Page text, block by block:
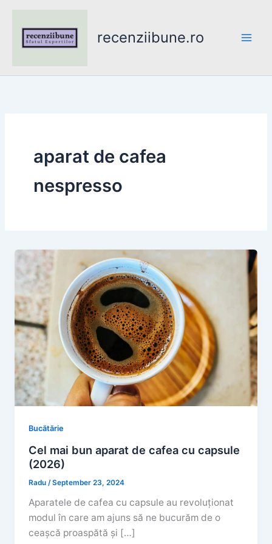
content
recenziibune.ro
aparat de cafea
nespresso
Bucătărie
Cel mai bun aparat de cafea cu capsule
(2026)
Radu /September 23, 2024
Aparatele de cafea cu capsule au revoluționat
modul în care am ajuns să ne bucurăm de o
ceașcă proaspătă și […]